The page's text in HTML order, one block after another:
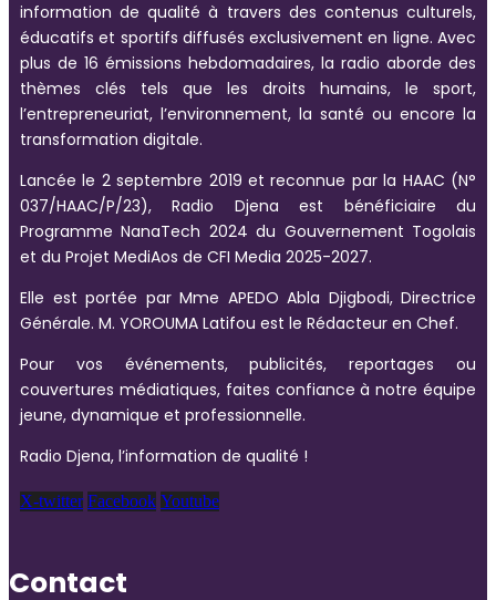
information de qualité à travers des contenus culturels,
éducatifs et sportifs diffusés exclusivement en ligne. Avec
plus de 16 émissions hebdomadaires, la radio aborde des
thèmes clés tels que les droits humains, le sport,
l’entrepreneuriat, l’environnement, la santé ou encore la
transformation digitale.
Lancée le 2 septembre 2019 et reconnue par la HAAC (N°
037/HAAC/P/23), Radio Djena est bénéficiaire du
Programme NanaTech 2024 du Gouvernement Togolais
et du Projet MediAos de CFI Media 2025-2027.
Elle est portée par Mme APEDO Abla Djigbodi, Directrice
Générale. M. YOROUMA Latifou est le Rédacteur en Chef.
Pour vos événements, publicités, reportages ou
couvertures médiatiques, faites confiance à notre équipe
jeune, dynamique et professionnelle.
Radio Djena, l’information de qualité !
X-twitter Facebook Youtube
Contact